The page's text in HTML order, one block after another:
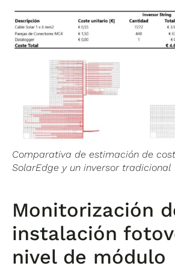
Comparativa de estimación de
SolarEdge y un inversor tradicional
Monitorización
instalación
nivel de módulo